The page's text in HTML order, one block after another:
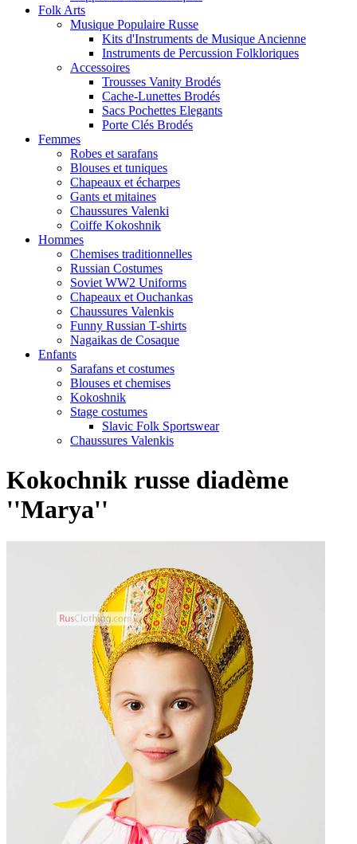
Folk Arts
Musique Populaire Russe
Kits d'Instruments de Musique Ancienne
Instruments de Percussion Folkloriques
Accessoires
Trousses Vanity Brodés
Cache-Lunettes Brodés
Sacs Pochettes Elegants
Porte Clés Brodés
Femmes
Robes et sarafans
Blouses et tuniques
Chapeaux et écharpes
Gants et mitaines
Chaussures Valenki
Coiffe Kokoshnik
Hommes
Chemises traditionnelles
Russian Costumes
Soviet WW2 Uniforms
Chapeaux et Ouchankas
Chaussures Valenkis
Funny Russian T-shirts
Nagaikas de Cosaque
Enfants
Sarafans et costumes
Blouses et chemises
Kokoshnik
Stage costumes
Slavic Folk Sportswear
Chaussures Valenkis
Kokochnik russe diadème
''Marya''